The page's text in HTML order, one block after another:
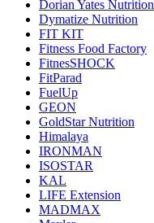
Dorian Yates Nutrition
Dymatize Nutrition
FIT KIT
Fitness Food Factory
FitnesSHOCK
FitParad
FuelUp
GEON
GoldStar Nutrition
Himalaya
IRONMAN
ISOSTAR
KAL
LIFE Extension
MADMAX